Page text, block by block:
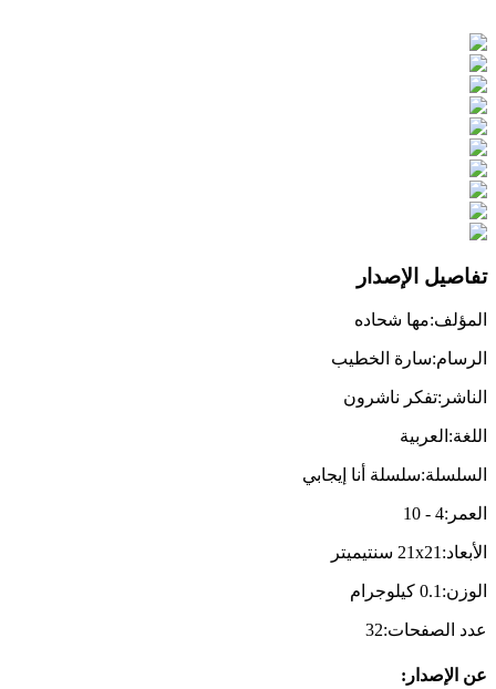
تفاصيل الإصدار
المؤلف:مها شحاده
الرسام:سارة الخطيب
الناشر :تفكر ناشرون
اللغة: العربية
السلسلة:سلسلة أنا إيجابي
العمر :
4
-
10
الأبعاد:
21x21 سنتيميتر
الوزن:
0.1 كيلوجرام
عدد الصفحات:
32
عن الإصدار :